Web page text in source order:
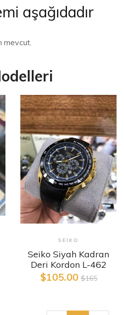
aşağıdadır
mevcut.
SEIKO
Seiko Siyah Kadran
Deri Kordon L-462
$105.00$165